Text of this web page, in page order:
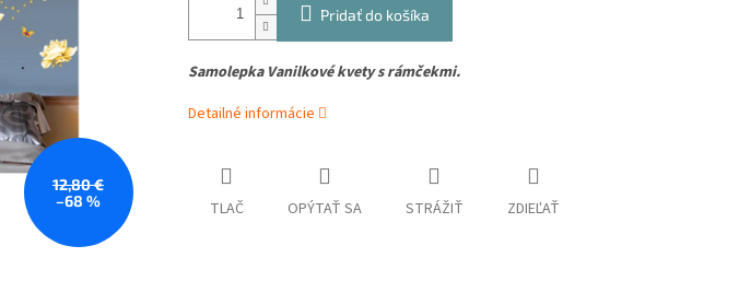
12,80 €
–68 %
Pridať do košíka
Samolepka Vanilkové kvety s rámčekmi.
Detailné informácie
TLAČ OPÝTAŤ SA STRÁŽIŤ ZDIEĽAŤ